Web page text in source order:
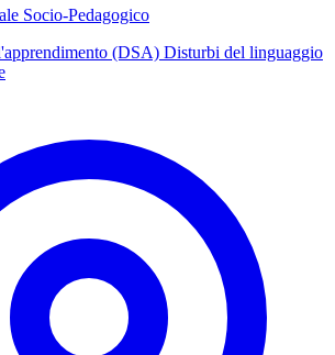
Socio-Pedagogico
(DSA) Disturbi del linguaggio